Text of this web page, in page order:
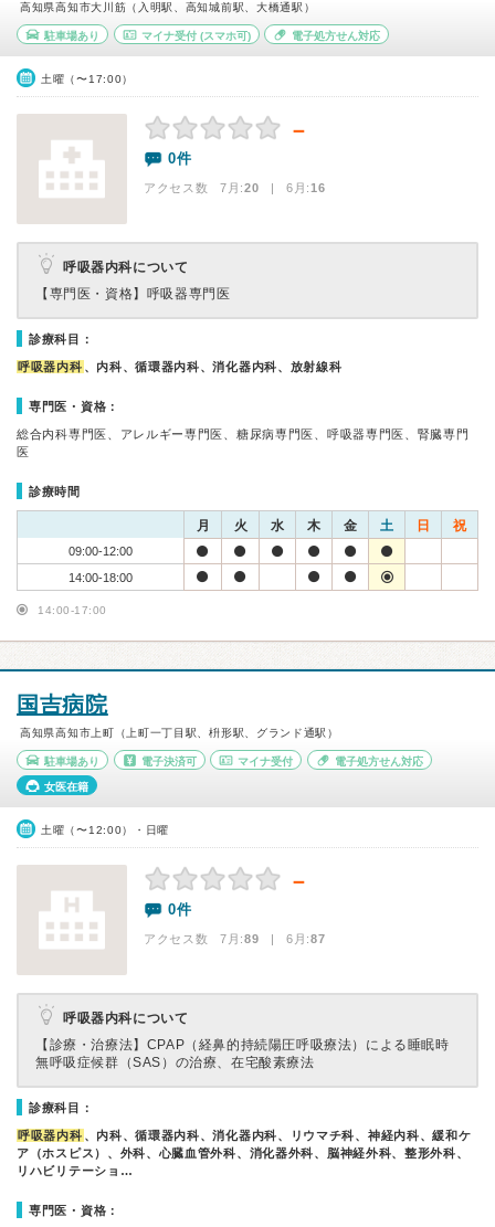
高知県高知市大川筋（入明駅、高知城前駅、大橋通駅）
駐車場あり マイナ受付(スマホ可) 電子処方せん対応
土曜（〜17:00）
－
0件
アクセス数 7月:20 | 6月:16
呼吸器内科について
【専門医・資格】 呼吸器専門医
診療科目：
呼吸器内科 、内科、循環器内科、消化器内科、放射線科
専門医・資格：
総合内科専門医、アレルギー専門医、糖尿病専門医、呼吸器専門医、腎臓専門
医
診療時間
月 火 水 木 金 土 日 祝
09:00-12:00
14:00-18:00
14:00-17:00
国吉病院
高知県高知市上町（上町一丁目駅、枡形駅、グランド通駅）
駐車場あり 電子決済可 マイナ受付 電子処方せん対応
女医在籍
土曜（〜12:00）・日曜
－
0件
アクセス数 7月:89 | 6月:87
呼吸器内科について
【診療・治療法】 CPAP（経鼻的持続陽圧呼吸療法）による睡眠時
無呼吸症候群（SAS）の治療、在宅酸素療法
診療科目：
呼吸器内科 、内科、循環器内科、消化器内科、リウマチ科、神経内科、緩和ケ
ア（ホスピス）、外科、心臓血管外科、消化器外科、脳神経外科、整形外科、
リハビリテーショ…
専門医・資格：